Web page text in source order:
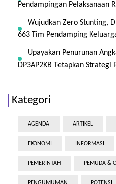
Pendampingan Pelaksanaan
Wujudkan Zero Stunting,
663 Tim Pendamping
Upayakan Penurunan
DP3AP2KB Tetapkan
Kategori
AGENDA ARTIKEL
EKONOMI INFORMASI
PEMERINTAH PEMUDA &